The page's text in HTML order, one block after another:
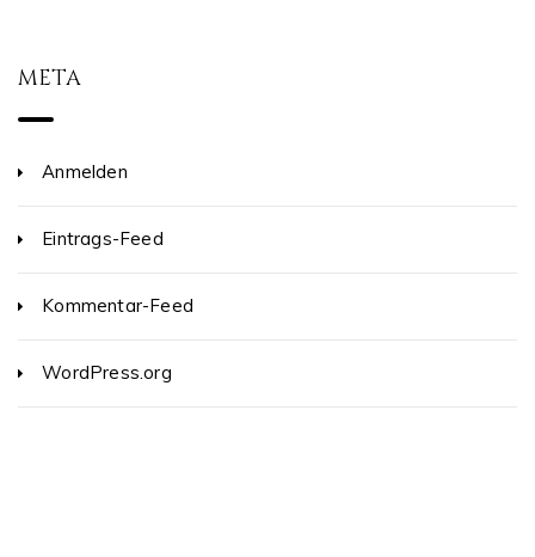
META
Anmelden
Eintrags-Feed
Kommentar-Feed
WordPress.org